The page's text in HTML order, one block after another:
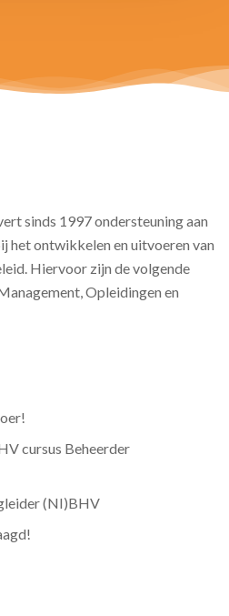
sinds 1997 ondersteuning aan
het ontwikkelen en uitvoeren van
Hiervoor zijn de volgende
Opleidingen en
cursus Beheerder
(NI)BHV